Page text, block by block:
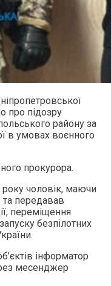
про підозру
району за
в умовах воєнного
прокурора.
року чоловік, маючи
та передавав
переміщення
безпілотних
інформатор
месенджер